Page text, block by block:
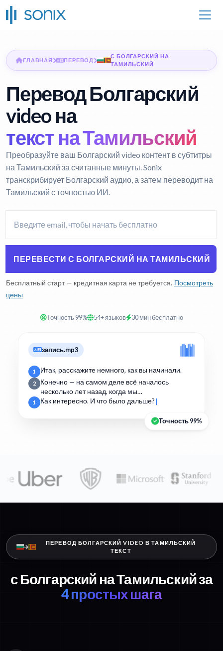
ГЛАВНАЯ ПЕРЕВОД
С БОЛГАРСКИЙ НА
ТАМИЛЬСКИЙ
Перевод Болгарский
video на
текст на Тамильский
Преобразуйте ваш Болгарский video контент в субтитры
на Тамильский за считанные минуты. Sonix
транскрибирует Болгарский аудио, а затем переводит на
Тамильский с точностью ИИ.
ПЕРЕВЕСТИ С БОЛГАРСКИЙ НА ТАМИЛЬСКИЙ
Бесплатный старт — кредитная карта не требуется. Посмотреть
цены
Точность 99% 54+ языков 30 мин бесплатно
запись.mp3
1 Итак, расскажите немного, как вы начинали.
2
Конечно — на самом деле всё началось
несколько лет назад, когда мы…
1 Как интересно. И что было дальше?
Точность 99%
ПЕРЕВОД БОЛГАРСКИЙ VIDEO В ТАМИЛЬСКИЙ
ТЕКСТ
с Болгарский на Тамильский за
4 простых шага